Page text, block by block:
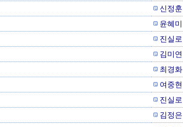
신정훈
윤혜미
진실로
김미연
최경화
여중현
진실로
김정은